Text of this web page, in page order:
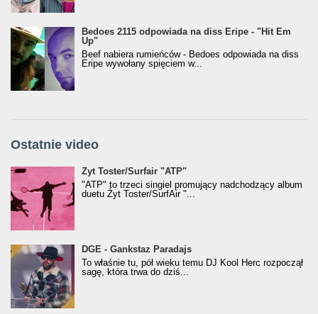
Bedoes 2115 odpowiada na diss Eripe - "Hit Em
Up"
Beef nabiera rumieńców - Bedoes odpowiada na diss
Eripe wywołany spięciem w...
Ostatnie video
Żyt Toster/SurfAir - ATP VIDEO
Żyt Toster/Surfair "ATP"
"ATP" to trzeci singiel promujący nadchodzący album
duetu Żyt Toster/SurfAir "...
donGURALesko z nagrodą za
Klasyczny/Trueschoolowy Album Roku
(Popkillery 2023)
DGE - Gankstaz Paradajs
To właśnie tu, pół wieku temu DJ Kool Herc rozpoczął
sagę, która trwa do dziś...